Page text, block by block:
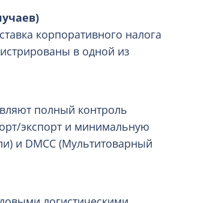
корпоративного налога
в одной из
полный контроль
экспорт и минимальную
и DMCC (Мультитоварный